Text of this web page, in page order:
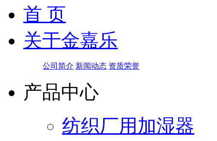
首 页
关于金嘉乐
公司简介 新闻动态 资质荣誉
产品中心
纺织厂用加湿器